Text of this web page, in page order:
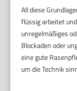
All diese
flüssig arbeitet
unregelmäßiges
Blockaden oder
eine gute
um die Technik